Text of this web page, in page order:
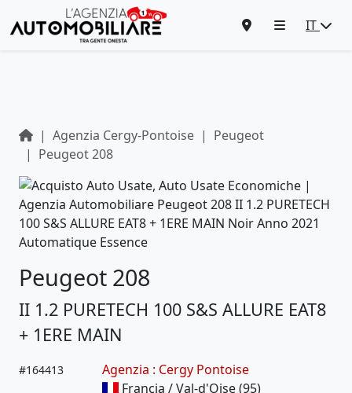
IT
Agenzia Cergy-Pontoise
Peugeot
Peugeot 208
Peugeot 208
II 1.2 PURETECH 100 S&S ALLURE EAT8
+ 1ERE MAIN
#164413
Agenzia : Cergy Pontoise
Francia / Val-d'Oise (95)